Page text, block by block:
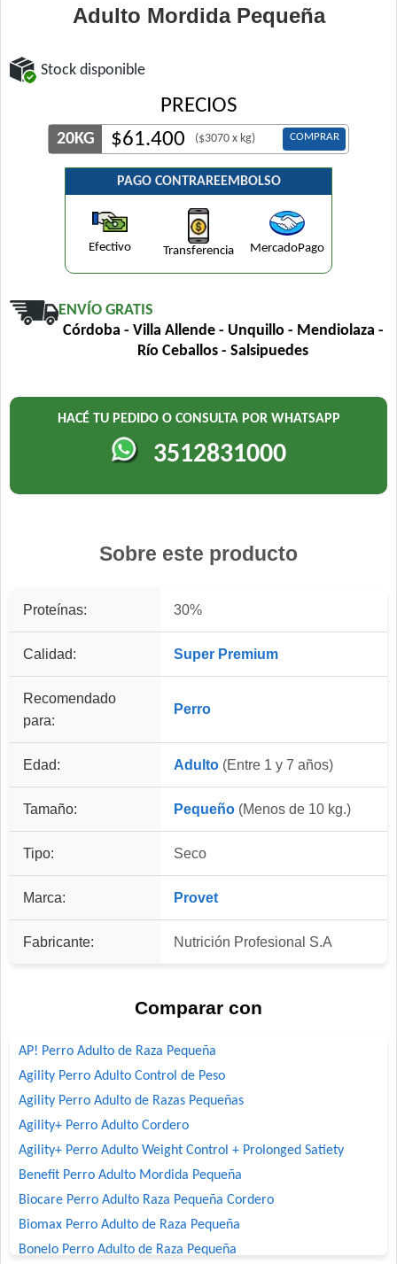
Adulto Mordida Pequeña
Stock disponible
PRECIOS
20KG $61.400 ($3070 x kg) COMPRAR
PAGO CONTRAREEMBOLSO
Efectivo Transferencia MercadoPago
ENVÍO GRATIS
Córdoba - Villa Allende - Unquillo - Mendiolaza -
Río Ceballos - Salsipuedes
HACÉ TU PEDIDO O CONSULTA POR WHATSAPP
3512831000
Sobre este producto
Proteínas: 30%
Calidad: Super Premium
Recomendado
para:
Perro
Edad: Adulto (Entre 1 y 7 años)
Tamaño: Pequeño (Menos de 10 kg.)
Tipo: Seco
Marca: Provet
Fabricante: Nutrición Profesional S.A
Comparar con
AP! Perro Adulto de Raza Pequeña
Agility Perro Adulto Control de Peso
Agility Perro Adulto de Razas Pequeñas
Agility+ Perro Adulto Cordero
Agility+ Perro Adulto Weight Control + Prolonged Satiety
Benefit Perro Adulto Mordida Pequeña
Biocare Perro Adulto Raza Pequeña Cordero
Biomax Perro Adulto de Raza Pequeña
Bonelo Perro Adulto de Raza Pequeña